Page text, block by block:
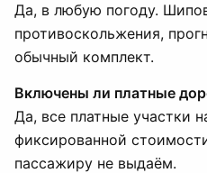
Да, в любую погоду.
противоскольжения,
обычный комплект.
Включены ли платные
Да, все платные участки
фиксированной
пассажиру не выдаём.